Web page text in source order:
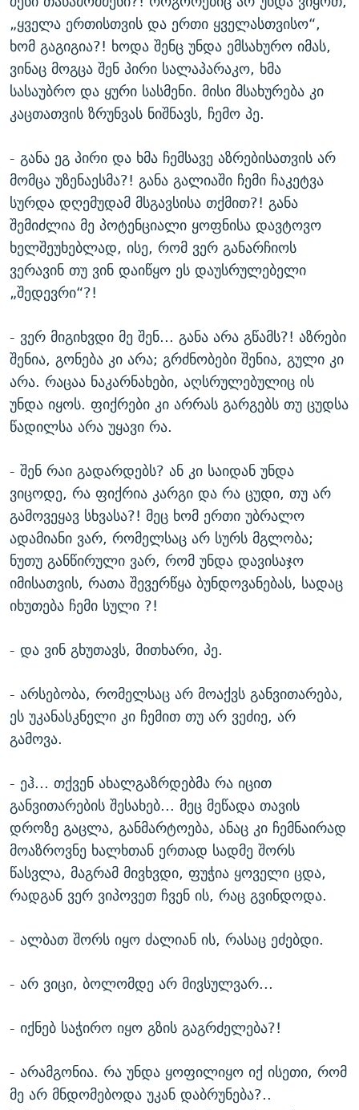
„ყველა ერთისთვის და ერთი ყველასთვისო“,
ხომ გაგიგია?! ხოდა შენც უნდა ემსახურო იმას,
ვინაც მოგცა შენ პირი სალაპარაკო, ხმა
სასაუბრო და ყური სასმენი. მისი მსახურება კი
კაცთათვის ზრუნვას ნიშნავს, ჩემო პე.
- განა ეგ პირი და ხმა ჩემსავე აზრებისათვის არ
მომცა უზენაესმა?! განა გალიაში ჩემი ჩაკეტვა
სურდა დღემუდამ მსგავსისა თქმით?! განა
შემიძლია მე პოტენციალი ყოფნისა დავტოვო
ხელშეუხებლად, ისე, რომ ვერ განარჩიოს
ვერავინ თუ ვინ დაიწყო ეს დაუსრულებელი
„შედევრი“?!
- ვერ მიგიხვდი მე შენ... განა არა გწამს?! აზრები
შენია, გონება კი არა; გრძნობები შენია, გული კი
არა. რაცაა ნაკარნახები, აღსრულებულიც ის
უნდა იყოს. ფიქრები კი არრას გარგებს თუ ცუდსა
წადილსა არა უყავი რა.
- შენ რაი გადარდებს? ან კი საიდან უნდა
ვიცოდე, რა ფიქრია კარგი და რა ცუდი, თუ არ
გამოვეყავ სხვასა?! მეც ხომ ერთი უბრალო
ადამიანი ვარ, რომელსაც არ სურს მგლობა;
ნუთუ განწირული ვარ, რომ უნდა დავისაჯო
იმისათვის, რათა შევერწყა ბუნდოვანებას, სადაც
იხუთება ჩემი სული ?!
- და ვინ გხუთავს, მითხარი, პე.
- არსებობა, რომელსაც არ მოაქვს განვითარება,
ეს უკანასკნელი კი ჩემით თუ არ ვეძიე, არ
გამოვა.
- ეჰ... თქვენ ახალგაზრდებმა რა იცით
განვითარების შესახებ... მეც მეწადა თავის
დროზე გაცლა, განმარტოება, ანაც კი ჩემნაირად
მოაზროვნე ხალხთან ერთად სადმე შორს
წასვლა, მაგრამ მივხვდი, ფუჭია ყოველი ცდა,
რადგან ვერ ვიპოვეთ ჩვენ ის, რაც გვინდოდა.
- ალბათ შორს იყო ძალიან ის, რასაც ეძებდი.
- არ ვიცი, ბოლომდე არ მივსულვარ...
- იქნებ საჭირო იყო გზის გაგრძელება?!
- არამგონია. რა უნდა ყოფილიყო იქ ისეთი, რომ
მე არ მნდომებოდა უკან დაბრუნება?..